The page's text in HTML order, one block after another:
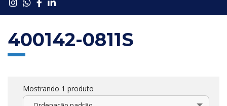
400142-0811S
Mostrando 1 produto